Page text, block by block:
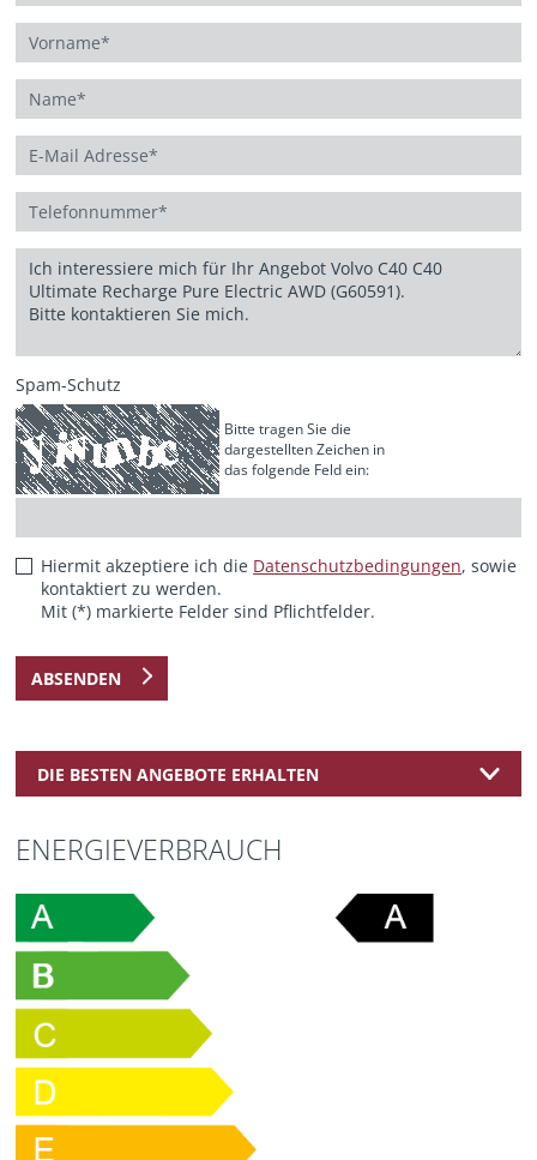
Spam-Schutz
Bitte tragen Sie die
dargestellten Zeichen in
das folgende Feld ein:
Hiermit akzeptiere ich die Datenschutzbedingungen, sowie
kontaktiert zu werden.
Mit (*) markierte Felder sind Pflichtfelder.
ABSENDEN
DIE BESTEN ANGEBOTE ERHALTEN
ENERGIEVERBRAUCH